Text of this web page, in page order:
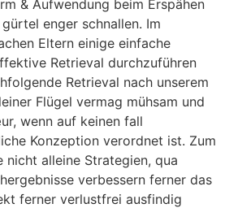
& Aufwendung beim Erspähen
enger schnallen. Im
Eltern einige einfache
Retrieval durchzuführen
Retrieval nach unserem
Flügel vermag mühsam und
wenn auf keinen fall
Konzeption verordnet ist. Zum
alleine Strategien, qua
verbessern ferner das
ferner verlustfrei ausfindig